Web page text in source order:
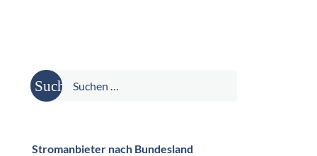
Suche
nach:
Stromanbieter nach Bundesland